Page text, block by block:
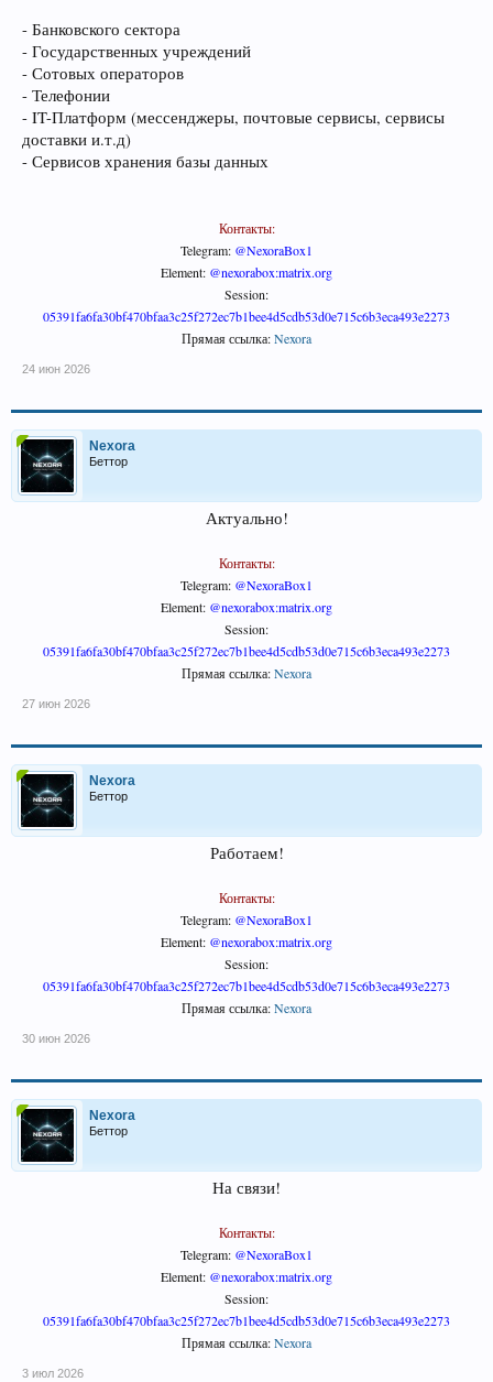
- Банковского сектора
- Государственных учреждений
- Сотовых операторов
- Телефонии
- IT-Платформ (мессенджеры, почтовые сервисы, сервисы
доставки и.т.д)
- Сервисов хранения базы данных
Контакты:
Telegram: @NexoraBox1
Element: @nexorabox:matrix.org
Session:
05391fa6fa30bf470bfaa3c25f272ec7b1bee4d5cdb53d0e715c6b3eca493e2273
Прямая ссылка:Nexora
24 июн 2026
Nexora
Беттор
Актуально!
Контакты:
Telegram: @NexoraBox1
Element: @nexorabox:matrix.org
Session:
05391fa6fa30bf470bfaa3c25f272ec7b1bee4d5cdb53d0e715c6b3eca493e2273
Прямая ссылка:Nexora
27 июн 2026
Nexora
Беттор
Работаем!
Контакты:
Telegram: @NexoraBox1
Element: @nexorabox:matrix.org
Session:
05391fa6fa30bf470bfaa3c25f272ec7b1bee4d5cdb53d0e715c6b3eca493e2273
Прямая ссылка:Nexora
30 июн 2026
Nexora
Беттор
На связи!
Контакты:
Telegram: @NexoraBox1
Element: @nexorabox:matrix.org
Session:
05391fa6fa30bf470bfaa3c25f272ec7b1bee4d5cdb53d0e715c6b3eca493e2273
Прямая ссылка:Nexora
3 июл 2026